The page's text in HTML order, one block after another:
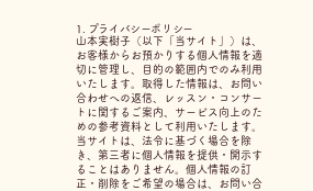
1. プライバシーポリシー
山本実樹子（以下「当サイト」）は、
お客様からお預かりする個人情報を適
切に管理し、目的の範囲内でのみ利用
いたします。 取得した情報は、お問い
合わせへの返信、レッスン・コンサー
トに関するご案内、サービス向上のた
めの参考資料として利用いたします。
当サイトは、法令に基づく場合を除
き、第三者に個人情報を提供・開示す
ることはありません。 個人情報の訂
正・削除をご希望の場合は、お問い合